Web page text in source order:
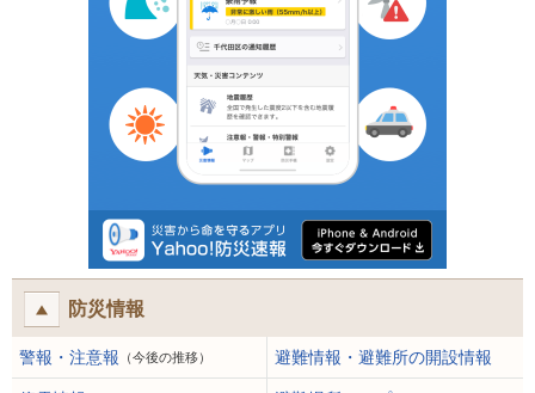
防災情報
警報・注意報 （今後の推移） 避難情報・避難所の開設情報